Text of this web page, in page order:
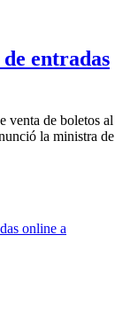
entradas
venta de boletos al
la ministra de